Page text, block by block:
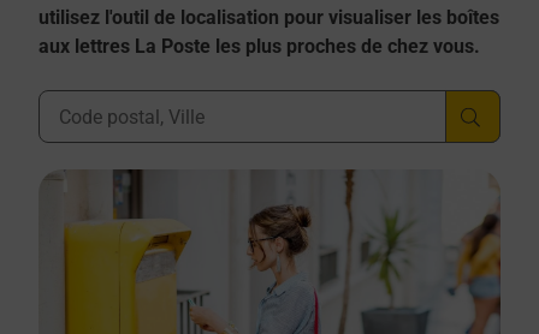
utilisez l'outil de localisation pour visualiser les boîtes
aux lettres La Poste les plus proches de chez vous.
Ville, Département, Code Postal